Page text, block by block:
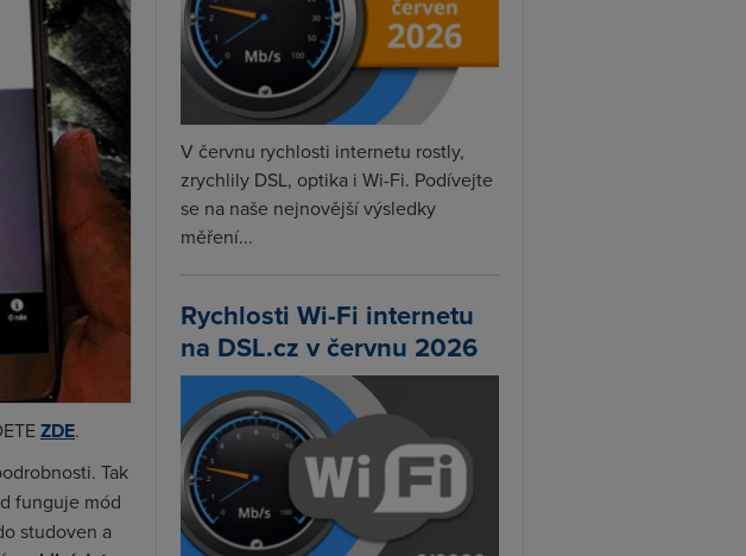
ZDE.
Tak
funguje mód
studoven a
V červnu rychlosti internetu rostly,
zrychlily DSL, optika i Wi-Fi. Podívejte
se na naše nejnovější výsledky
měření...
Rychlosti Wi-Fi internetu
na DSL.cz v červnu 2026